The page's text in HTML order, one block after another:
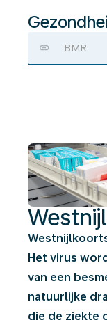
BMR
Westnijlkoorts
Het virus
van een
natuurlijke
die de ziekte